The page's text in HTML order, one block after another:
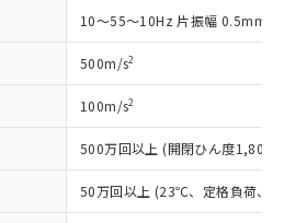
10～55～10Hz 片振幅 0.5mm (
500m/s2
100m/s2
500万回以上 (開閉ひん度1,800
50万回以上 (23℃、定格負荷、
御機器販売店や当社販売拠
ネットワーク
」をご確認
び標準価格結果を当社の
く第三者に漏洩または開
お願いします。
能（部品リスト作成サー
利用いただくには、I-Web
ご登録されている必要が
確認しています。
え状況などにより、予定
があります。
（10物質）のすべてが基
とを示します。
用状況下において有害物
し、環境に深刻な影響を
す。当社販売部門へお問
れらの製造装置等に一切
製品を第三者に販売する
記1、2および3の内容を当
知します。また当社は、
おそれがある場合は、取
しません。
、お客様のお取引先、ま
客様担当のオムロン制御
売店・当社販売員にご確
産機種、また在庫状況の
公開していない機種